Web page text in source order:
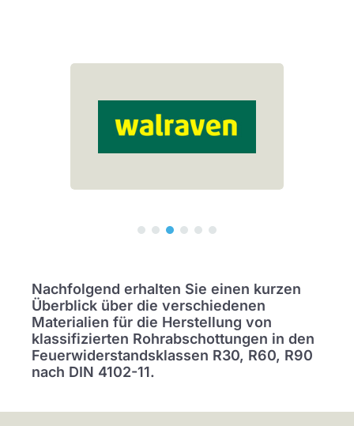
Nachfolgend erhalten Sie einen kurzen
Überblick über die verschiedenen
Materialien für die Herstellung von
klassifizierten Rohrabschottungen in den
Feuerwiderstandsklassen R30, R60, R90
nach DIN 4102-11.